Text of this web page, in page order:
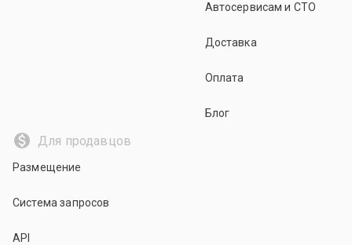
Автосервисам и СТО
Доставка
Оплата
Блог
Для продавцов
Размещение
Система запросов
API